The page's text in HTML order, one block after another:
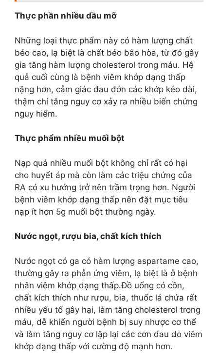
Thực phần nhiều dầu mỡ
Những loại thực phẩm này có hàm lượng chất
béo cao, lạ biệt là chất béo bão hòa, từ đó gây
gia tăng hàm lượng cholesterol trong máu. Hệ
quả cuối cùng là bệnh viêm khớp dạng thấp
nặng hơn, cảm giác đau đớn các khớp kéo dài,
thậm chí tăng nguy cơ xảy ra nhiều biến chứng
nguy hiểm.
Thực phẩm nhiều muối bột
Nạp quá nhiều muối bột không chỉ rất có hại
cho huyết áp mà còn làm các triệu chứng của
RA có xu hướng trở nên trầm trọng hơn. Người
bệnh viêm khớp dạng thấp nên đặt mục tiêu
nạp ít hơn 5g muối bột thường ngày.
Nước ngọt, rượu bia, chất kích thích
Nước ngọt có ga có hàm lượng aspartame cao,
thường gây ra phản ứng viêm, lạ biệt là ở bệnh
nhân viêm khớp dạng thấp.Đồ uống có cồn,
chất kích thích như rượu, bia, thuốc lá chứa rất
nhiều yếu tố gây hại, làm tăng cholesterol trong
máu, dễ khiến người bệnh bị suy nhược cơ thể
và làm tăng nguy cơ lặp lại các cơn đau do viêm
khớp dạng thấp với cường độ mạnh hơn.